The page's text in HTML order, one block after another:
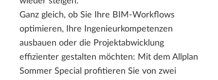
Ganz gleich, ob Sie Ihre BIM-Workflows
optimieren, Ihre Ingenieurkompetenzen
ausbauen oder die Projektabwicklung
effizienter gestalten möchten: Mit dem Allplan
Sommer Special profitieren Sie von zwei